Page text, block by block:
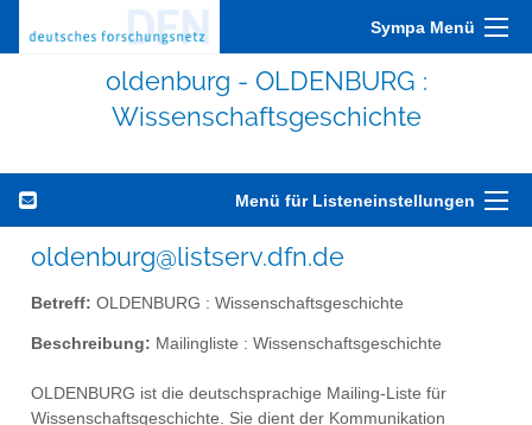
Sympa Menü
oldenburg - OLDENBURG :
Wissenschaftsgeschichte
Menü für Listeneinstellungen
oldenburg@listserv.dfn.de
Betreff: OLDENBURG : Wissenschaftsgeschichte
Beschreibung: Mailingliste : Wissenschaftsgeschichte
OLDENBURG ist die deutschsprachige Mailing-Liste für
Wissenschaftsgeschichte. Sie dient der Kommunikation